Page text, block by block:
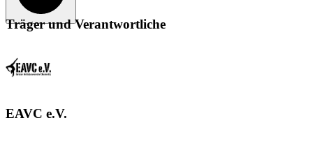
Träger und Verantwortliche
EAVC e.V.